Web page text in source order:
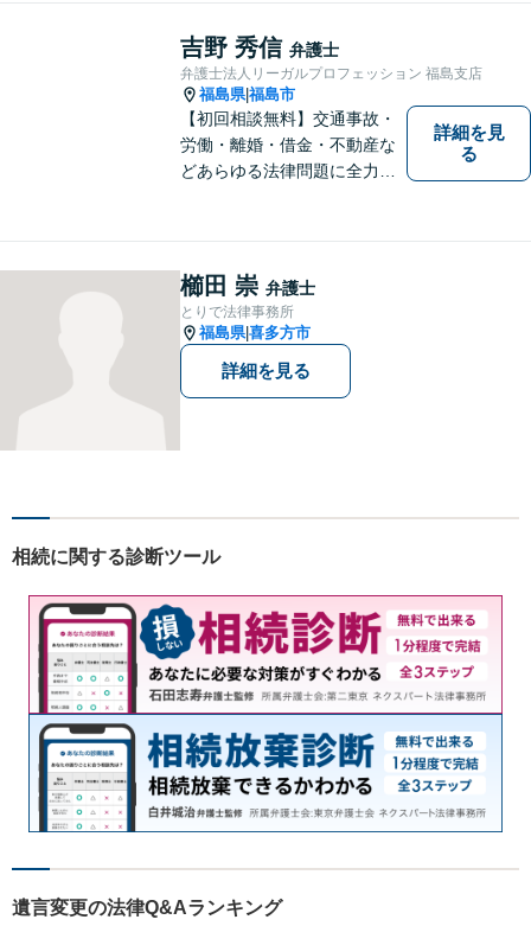
った」と思っていただけるよ
うに全力を尽くしていきま
す。
吉野 秀信 弁護士
弁護士法人リーガルプロフェッション 福島支店
福島県|福島市
【初回相談無料】交通事故・
労働・離婚・借金・不動産な
どあらゆる法律問題に全力を
くことを最も重視ししていま
す。お困りの方はまずはご相
談ください。
詳細を見
る
櫛田 崇 弁護士
とりで法律事務所
福島県|喜多方市
詳細を見る
相続に関する診断ツール
遺言変更の法律Q&Aランキング